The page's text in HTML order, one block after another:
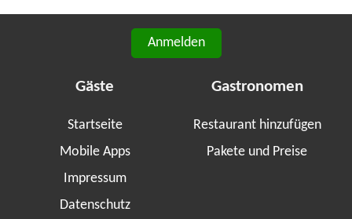
Anmelden
Gäste
Startseite
Mobile Apps
Impressum
Datenschutz
Gastronomen
Restaurant hinzufügen
Pakete und Preise